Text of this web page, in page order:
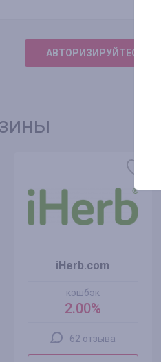
АВТОРИЗИРУЙТЕСЬ,
iHerb.com
кэшбэк
2.00%
62 отзыва